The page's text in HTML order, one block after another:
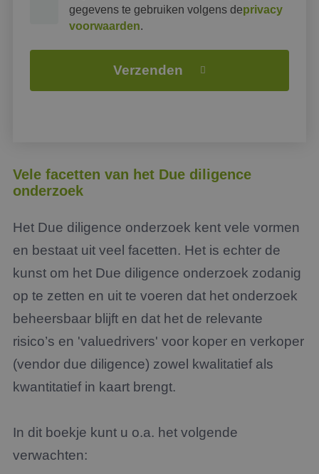
gegevens te gebruiken volgens deprivacy
voorwaarden.
Verzenden
Vele facetten van het Due diligence
onderzoek
Het Due diligence onderzoek kent vele vormen
en bestaat uit veel facetten. Het is echter de
kunst om het Due diligence onderzoek zodanig
op te zetten en uit te voeren dat het onderzoek
beheersbaar blijft en dat het de relevante
risico’s en 'valuedrivers' voor koper en verkoper
(vendor due diligence) zowel kwalitatief als
kwantitatief in kaart brengt.
In dit boekje kunt u o.a. het volgende
verwachten: